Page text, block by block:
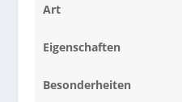
Art
Eigenschaften
Besonderheiten